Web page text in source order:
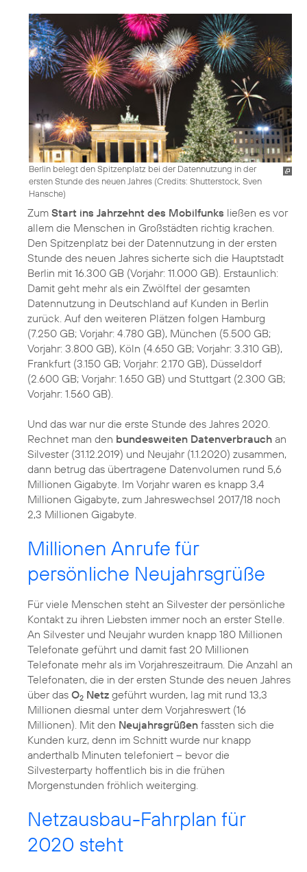
Berlin belegt den Spitzenplatz bei der Datennutzung in der
ersten Stunde des neuen Jahres (Credits: Shutterstock, Sven
Hansche)
Zum Start ins Jahrzehnt des Mobilfunks ließen es vor
allem die Menschen in Großstädten richtig krachen.
Den Spitzenplatz bei der Datennutzung in der ersten
Stunde des neuen Jahres sicherte sich die Hauptstadt
Berlin mit 16.300 GB (Vorjahr: 11.000 GB). Erstaunlich:
Damit geht mehr als ein Zwölftel der gesamten
Datennutzung in Deutschland auf Kunden in Berlin
zurück. Auf den weiteren Plätzen folgen Hamburg
(7.250 GB; Vorjahr: 4.780 GB), München (5.500 GB;
Vorjahr: 3.800 GB), Köln (4.650 GB; Vorjahr: 3.310 GB),
Frankfurt (3.150 GB; Vorjahr: 2.170 GB), Düsseldorf
(2.600 GB; Vorjahr: 1.650 GB) und Stuttgart (2.300 GB;
Vorjahr: 1.560 GB).
Und das war nur die erste Stunde des Jahres 2020.
Rechnet man den bundesweiten Datenverbrauch an
Silvester (31.12.2019) und Neujahr (1.1.2020) zusammen,
dann betrug das übertragene Datenvolumen rund 5,6
Millionen Gigabyte. Im Vorjahr waren es knapp 3,4
Millionen Gigabyte, zum Jahreswechsel 2017/18 noch
2,3 Millionen Gigabyte.
Millionen Anrufe für
persönliche Neujahrsgrüße
Für viele Menschen steht an Silvester der persönliche
Kontakt zu ihren Liebsten immer noch an erster Stelle.
An Silvester und Neujahr wurden knapp 180 Millionen
Telefonate geführt und damit fast 20 Millionen
Telefonate mehr als im Vorjahreszeitraum. Die Anzahl an
Telefonaten, die in der ersten Stunde des neuen Jahres
über das O2 Netz geführt wurden, lag mit rund 13,3
Millionen diesmal unter dem Vorjahreswert (16
Millionen). Mit den Neujahrsgrüßen fassten sich die
Kunden kurz, denn im Schnitt wurde nur knapp
anderthalb Minuten telefoniert – bevor die
Silvesterparty hoffentlich bis in die frühen
Morgenstunden fröhlich weiterging.
Netzausbau-Fahrplan für
2020 steht